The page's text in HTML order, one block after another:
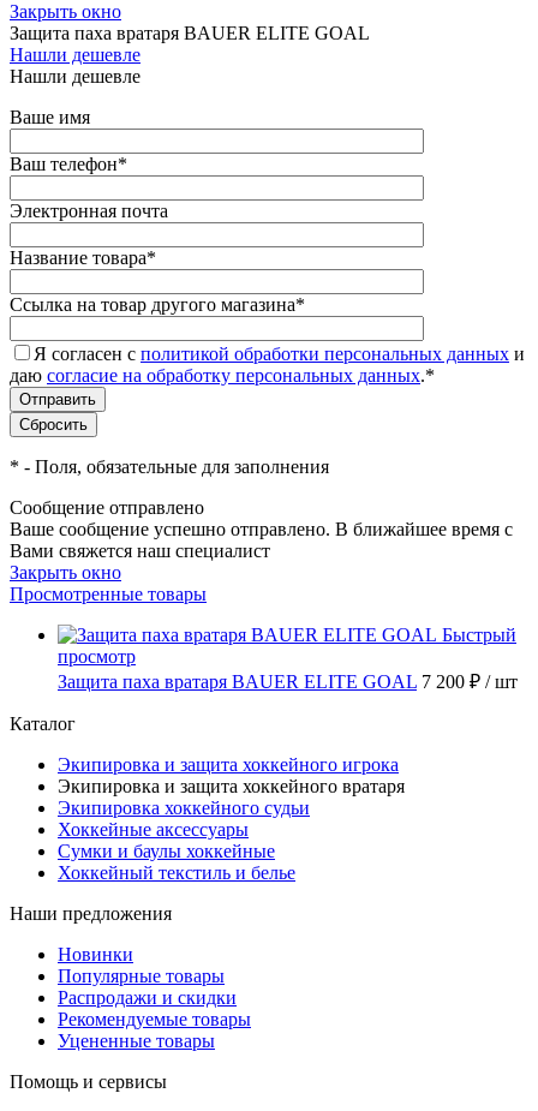
Закрыть окно
Защита паха вратаря BAUER ELITE GOAL
Нашли дешевле
Нашли дешевле
Ваше имя
Ваш телефон*
Электронная почта
Название товара*
Ссылка на товар другого магазина*
Я согласен с политикой обработки персональных данных и
даю согласие на обработку персональных данных.*
* - Поля, обязательные для заполнения
Сообщение отправлено
Ваше сообщение успешно отправлено. В ближайшее время с
Вами свяжется наш специалист
Закрыть окно
Просмотренные товары
Быстрый
просмотр
Защита паха вратаря BAUER ELITE GOAL 7 200 ₽ / шт
Каталог
Экипировка и защита хоккейного игрока
Экипировка и защита хоккейного вратаря
Экипировка хоккейного судьи
Хоккейные аксессуары
Сумки и баулы хоккейные
Хоккейный текстиль и белье
Наши предложения
Новинки
Популярные товары
Распродажи и скидки
Рекомендуемые товары
Уцененные товары
Помощь и сервисы